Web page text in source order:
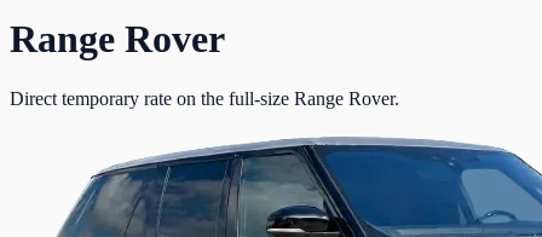
Range Rover
Direct temporary rate on the full-size Range Rover.